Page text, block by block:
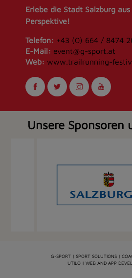
Erlebe die Stadt Salzburg
Perspektive!
Telefon: +43 (0) 664 / 8474
E-Mail: event@g-sport.at
Web: www.trailrunning-
Unsere Sponsoren
G-SPORT | SPORT SOLUTIONS |
UTILO | WEB AND APP